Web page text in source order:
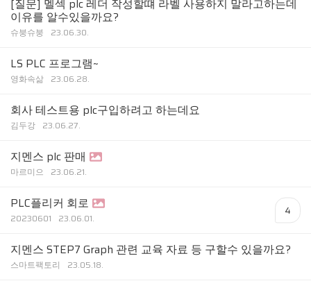
[질문] 멜섹 plc 레더 작성할떄 라벨 사용하지 말라고하는데
이유를 알수있을까요?
슈붕슈붕 23.06.30.
LS PLC 프로그램~
영화속삶 23.06.28.
회사 테스트용 plc구입하려고 하는데요
김두강 23.06.27.
지멘스 plc 판매
마르미으 23.06.21.
PLC플리커 회로
20230601 23.06.01.
4
지멘스 STEP7 Graph 관련 교육 자료 등 구할수 있을까요?
스마트팩토리 23.05.18.